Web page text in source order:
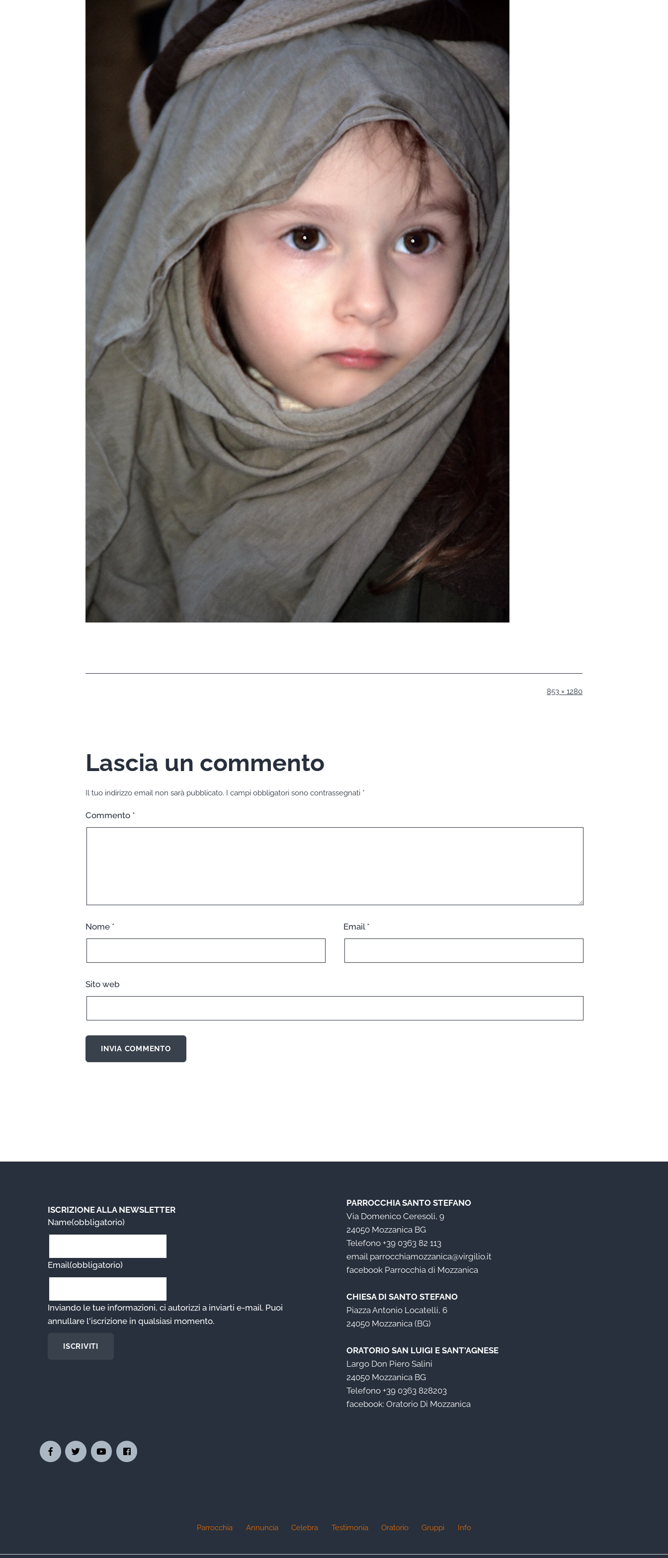
A
853 × 1280
Lascia un commento
Il tuo indirizzo email non sarà pubblicato. I campi obbligatori sono contrassegnati *
Commento *
Nome * Email *
Sito web
ISCRIZIONE ALLA NEWSLETTER
Name(obbligatorio)
Email(obbligatorio)
Inviando le tue informazioni, ci autorizzi a inviarti e-mail. Puoi
annullare l'iscrizione in qualsiasi momento.
ISCRIVITI
PARROCCHIA SANTO STEFANO
Via Domenico Ceresoli, 9
24050 Mozzanica BG
Telefono +39 0363 82 113
email parrocchiamozzanica@virgilio.it
facebook Parrocchia di Mozzanica
CHIESA DI SANTO STEFANO
Piazza Antonio Locatelli, 6
24050 Mozzanica (BG)
ORATORIO SAN LUIGI E SANT'AGNESE
Largo Don Piero Salini
24050 Mozzanica BG
Telefono +39 0363 828203
facebook: Oratorio Di Mozzanica
Parrocchia Annuncia Celebra Testimonia Oratorio Gruppi Info